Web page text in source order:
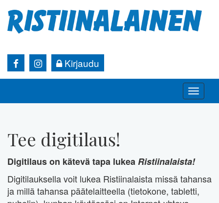
Kirjaudu
Toggle
Tee digitilaus!
Digitilaus on kätevä tapa lukeaRistiinalaista!
Digitilauksella voit lukea Ristiinalaista missä tahansa
ja millä tahansa päätelaitteella (tietokone, tabletti,